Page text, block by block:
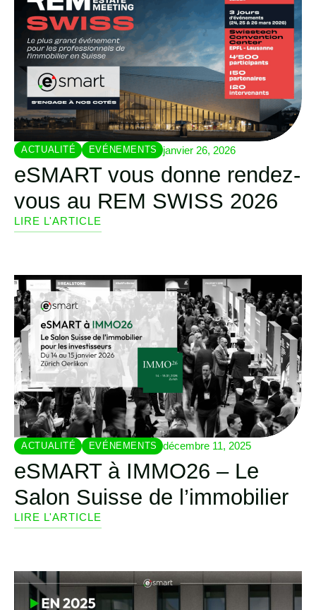
ACTUALITÉ EVÉNEMENTS janvier 26, 2026
eSMART vous donne rendez-
vous au REM SWISS 2026
LIRE L'ARTICLE
ACTUALITÉ EVÉNEMENTS décembre 11, 2025
eSMART à IMMO26 – Le
Salon Suisse de l’immobilier
LIRE L'ARTICLE